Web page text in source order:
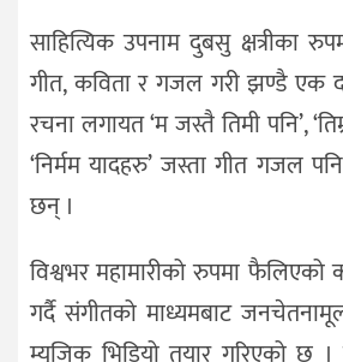
साहित्यिक उपनाम दुबसु क्षत्रीका
गीत, कविता र गजल गरी झण्डै एक
रचना लगायत ‘म जस्तै तिमी पनि’,
‘निर्मम यादहरु’ जस्ता गीत गजल
छन् ।
विश्वभर महामारीको रुपमा फैलिएको
गर्दै संगीतको माध्यमबाट